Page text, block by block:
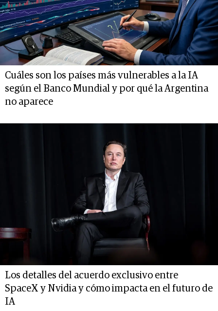
Cuáles son los países más vulnerables a la IA
según el Banco Mundial y por qué la Argentina
no aparece
Los detalles del acuerdo exclusivo entre
SpaceX y Nvidia y cómo impacta en el futuro de
IA